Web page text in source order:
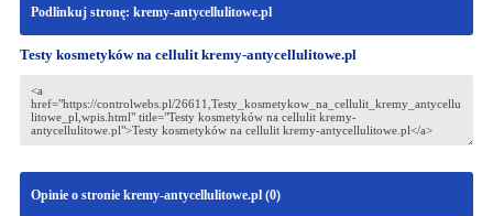
Podlinkuj stronę: kremy-antycellulitowe.pl
Testy kosmetyków na cellulit kremy-antycellulitowe.pl
Opinie o stronie kremy-antycellulitowe.pl (0)